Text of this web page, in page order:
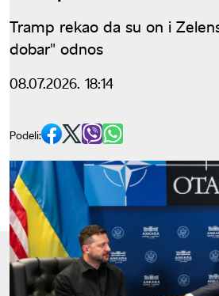
Tramp rekao da su on i
dobar" odnos
08.07.2026. 18:14
Podeli: